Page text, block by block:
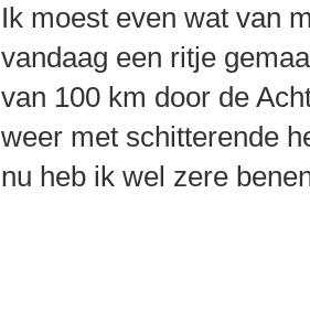
Ik moest even wat van
vandaag een ritje
van 100 km door de
weer met schitterende
nu heb ik wel zere